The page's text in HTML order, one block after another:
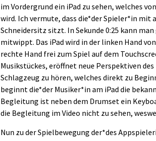
im Vordergrund ein iPad zu sehen, welches
wird. Ich vermute, dass die*der Spieler*in
Schneidersitz sitzt. In Sekunde 0:25 kann
mitwippt. Das iPad wird in der linken Hand
rechte Hand frei zum Spiel auf dem
Musikstückes, eröffnet neue Perspektiven
Schlagzeug zu hören, welches direkt zu
beginnt die*der Musiker*in am iPad die
Begleitung ist neben dem Drumset ein
die Begleitung im Video nicht zu sehen,
Nun zu der Spielbewegung der*des